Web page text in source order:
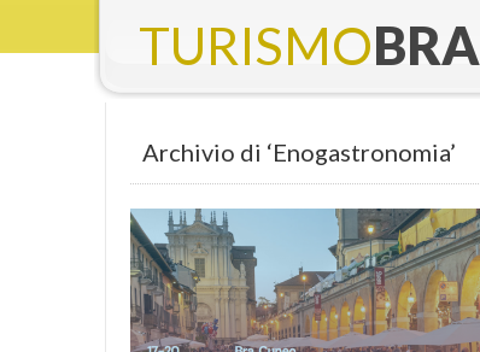
TURISMOBRA
Archivio di ‘Enogastronomia’